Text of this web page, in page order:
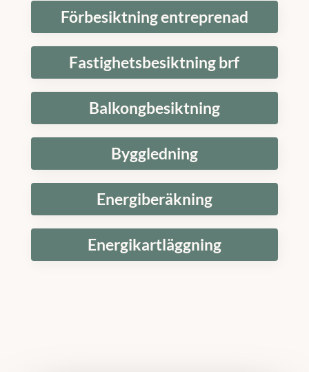
Förbesiktning entreprenad
Fastighetsbesiktning brf
Balkongbesiktning
Byggledning
Energiberäkning
Energikartläggning